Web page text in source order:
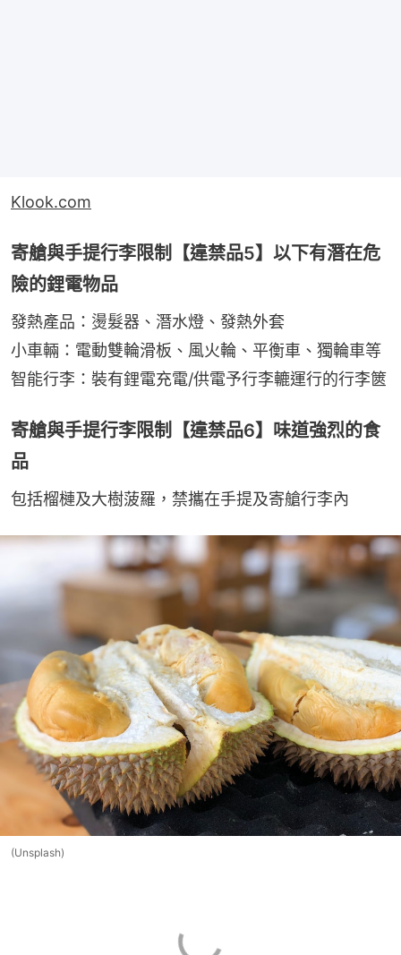
Klook.com
寄艙與手提行李限制【違禁品5】以下有潛在危
險的鋰電物品
發熱產品：燙髮器、潛水燈、發熱外套
小車輛：電動雙輪滑板、風火輪、平衡車、獨輪車等
智能行李：裝有鋰電充電/供電予行李轆運行的行李篋
寄艙與手提行李限制【違禁品6】味道強烈的食
品
包括榴槤及大樹菠羅，禁攜在手提及寄艙行李內
(Unsplash)